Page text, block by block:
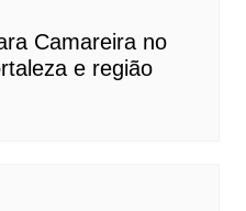
Camareira no
e região